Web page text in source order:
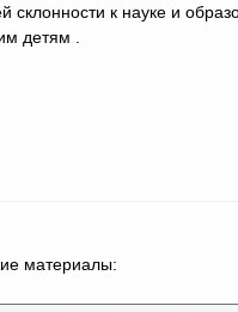
склонности к науке и
детям .
материалы: